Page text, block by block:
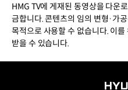
HMG TV에 게재된 동영상을 다운
금합니다. 콘텐츠의 임의 변형·가
목적으로 사용할 수 없습니다. 이
받을 수 있습니다.